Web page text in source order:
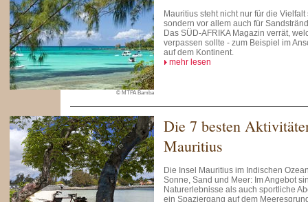
© MTPA Bamba
Mauritius steht nicht nur für die
sondern vor allem auch für
Das SÜD-AFRIKA Magazin verrät,
verpassen sollte - zum Beispiel im
auf dem Kontinent.
mehr lesen
Die 7 besten
Mauritius
Die Insel Mauritius im Indischen
Sonne, Sand und Meer: Im Angebot
Naturerlebnisse als auch sportliche
ein Spaziergang auf dem